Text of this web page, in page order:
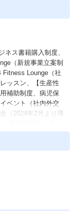
ネス書籍購入制度、
（新規事業立案制
Fitness Lounge（社
ッスン、【生産性
補助制度、病児保
ベント（社内外交
（2024年2月より導